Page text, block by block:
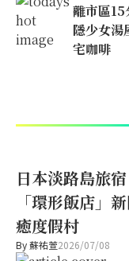
離市區15
隱少女湯
宅咖啡
日本淡路島旅
「環形飯店」
癒度假村
By蘇祐萱2026/07/08